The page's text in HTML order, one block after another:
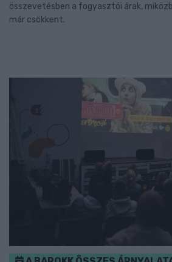
összevetésben a fogyasztói árak,
már csökkent.